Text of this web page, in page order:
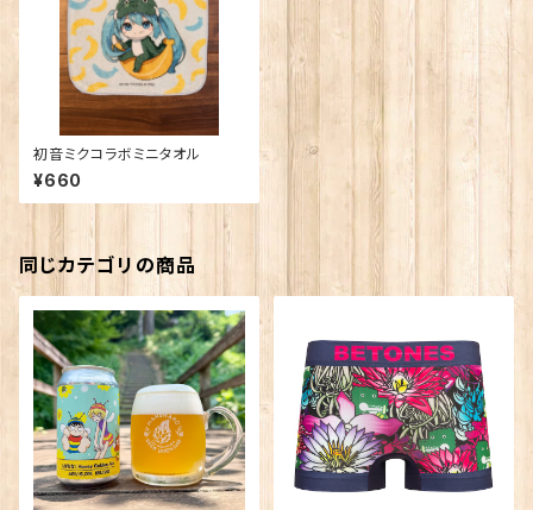
初音ミクコラボミニタオル
¥660
同じカテゴリの商品